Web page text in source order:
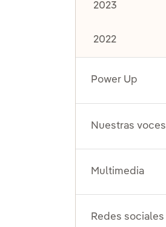
2023
2022
Power Up
Nuestras voces
Multimedia
Redes sociales